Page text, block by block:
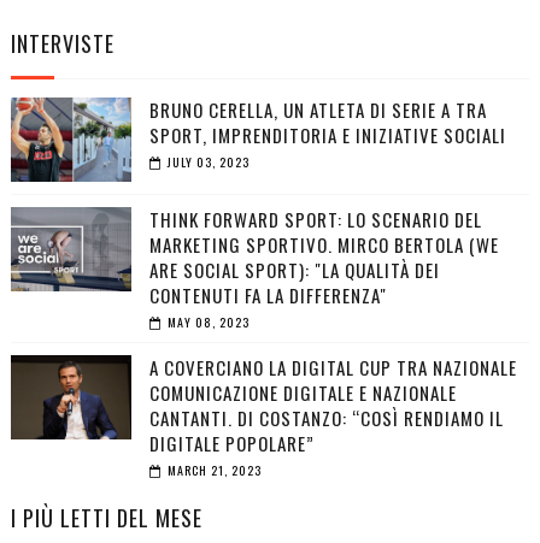
INTERVISTE
BRUNO CERELLA, UN ATLETA DI SERIE A TRA
SPORT, IMPRENDITORIA E INIZIATIVE SOCIALI
JULY 03, 2023
THINK FORWARD SPORT: LO SCENARIO DEL
MARKETING SPORTIVO. MIRCO BERTOLA (WE
ARE SOCIAL SPORT): "LA QUALITÀ DEI
CONTENUTI FA LA DIFFERENZA"
MAY 08, 2023
A COVERCIANO LA DIGITAL CUP TRA NAZIONALE
COMUNICAZIONE DIGITALE E NAZIONALE
CANTANTI. DI COSTANZO: “COSÌ RENDIAMO IL
DIGITALE POPOLARE”
MARCH 21, 2023
I PIÙ LETTI DEL MESE